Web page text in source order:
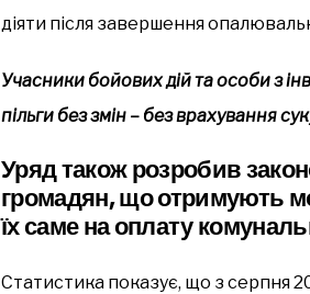
діяти після завершення
Учасники бойових дій та особи з
пільги без змін – без врахування
Уряд також розробив
громадян, що отримують
їх саме на оплату
Статистика показує, що з серпня